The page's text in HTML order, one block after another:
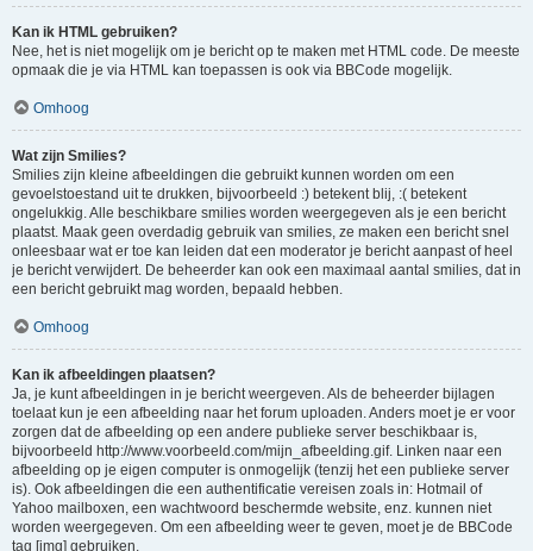
Kan ik HTML gebruiken?
Nee, het is niet mogelijk om je bericht op te maken met HTML code. De meeste
opmaak die je via HTML kan toepassen is ook via BBCode mogelijk.
Omhoog
Wat zijn Smilies?
Smilies zijn kleine afbeeldingen die gebruikt kunnen worden om een
gevoelstoestand uit te drukken, bijvoorbeeld :) betekent blij, :( betekent
ongelukkig. Alle beschikbare smilies worden weergegeven als je een bericht
plaatst. Maak geen overdadig gebruik van smilies, ze maken een bericht snel
onleesbaar wat er toe kan leiden dat een moderator je bericht aanpast of heel
je bericht verwijdert. De beheerder kan ook een maximaal aantal smilies, dat in
een bericht gebruikt mag worden, bepaald hebben.
Omhoog
Kan ik afbeeldingen plaatsen?
Ja, je kunt afbeeldingen in je bericht weergeven. Als de beheerder bijlagen
toelaat kun je een afbeelding naar het forum uploaden. Anders moet je er voor
zorgen dat de afbeelding op een andere publieke server beschikbaar is,
bijvoorbeeld http://www.voorbeeld.com/mijn_afbeelding.gif. Linken naar een
afbeelding op je eigen computer is onmogelijk (tenzij het een publieke server
is). Ook afbeeldingen die een authentificatie vereisen zoals in: Hotmail of
Yahoo mailboxen, een wachtwoord beschermde website, enz. kunnen niet
worden weergegeven. Om een afbeelding weer te geven, moet je de BBCode
tag [img] gebruiken.